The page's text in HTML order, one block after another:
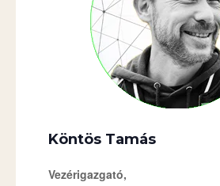
Köntös Tamás
Vezérigazgató,